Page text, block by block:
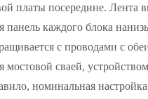
платы посередине. Лента
панель каждого блока
с проводами с
сваей,
номинальная